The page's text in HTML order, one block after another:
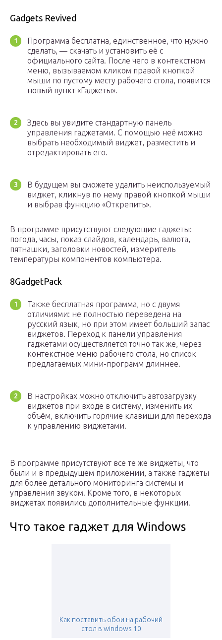
Gadgets Revived
Программа бесплатна, единственное, что нужно
сделать, — скачать и установить её с
официального сайта. После чего в контекстном
меню, вызываемом кликом правой кнопкой
мыши по пустому месту рабочего стола, появится
новый пункт «Гаджеты».
Здесь вы увидите стандартную панель
управления гаджетами. С помощью неё можно
выбрать необходимый виджет, разместить и
отредактировать его.
В будущем вы сможете удалить неиспользуемый
виджет, кликнув по нему правой кнопкой мыши
и выбрав функцию «Открепить».
В программе присутствуют следующие гаджеты:
погода, часы, показ слайдов, календарь, валюта,
пятнашки, заголовки новостей, измеритель
температуры компонентов компьютера.
8GadgetPack
Также бесплатная программа, но с двумя
отличиями: не полностью переведена на
русский язык, но при этом имеет больший запас
виджетов. Переход к панели управления
гаджетами осуществляется точно так же, через
контекстное меню рабочего стола, но список
предлагаемых мини-программ длиннее.
В настройках можно отключить автозагрузку
виджетов при входе в систему, изменить их
объём, включить горячие клавиши для перехода
к управлению виджетами.
В программе присутствуют все те же виджеты, что
были и в предыдущем приложении, а также гаджеты
для более детального мониторинга системы и
управления звуком. Кроме того, в некоторых
виджетах появились дополнительные функции.
Что такое гаджет для Windows
Как поставить обои на рабочий
стол в windows 10